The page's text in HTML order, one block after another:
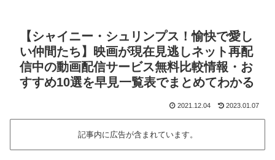
【シャイニー・シュリンプス！愉快で愛し
い仲間たち】映画が現在見逃しネット再配
信中の動画配信サービス無料比較情報・お
すすめ10選を早見一覧表でまとめてわかる
2021.12.04 2023.01.07
記事内に広告が含まれています。